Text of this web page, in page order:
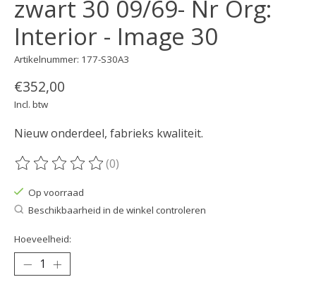
zwart 30 09/69- Nr Org:
Interior - Image 30
Artikelnummer: 177-S30A3
€352,00
Incl. btw
Nieuw onderdeel, fabrieks kwaliteit.
De beoordeling van dit product is
(0)
Op voorraad
Beschikbaarheid in de winkel controleren
Hoeveelheid: